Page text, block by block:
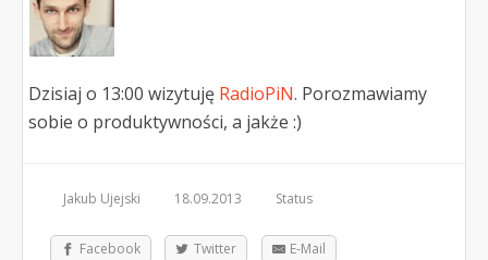
Dzisiaj o 13:00 wizytuję RadioPiN. Porozmawiamy
sobie o produktywności, a jakże :)
Jakub Ujejski 18.09.2013 Status
Facebook Twitter E-Mail